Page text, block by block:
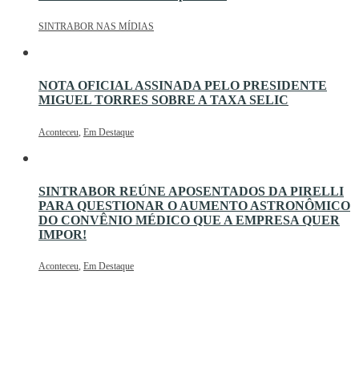
SINTRABOR NAS MÍDIAS
NOTA OFICIAL ASSINADA PELO PRESIDENTE
MIGUEL TORRES SOBRE A TAXA SELIC
Aconteceu Em Destaque
SINTRABOR REÚNE APOSENTADOS DA PIRELLI
PARA QUESTIONAR O AUMENTO ASTRONÔMICO
DO CONVÊNIO MÉDICO QUE A EMPRESA QUER
IMPOR!
Aconteceu, Em Destaque